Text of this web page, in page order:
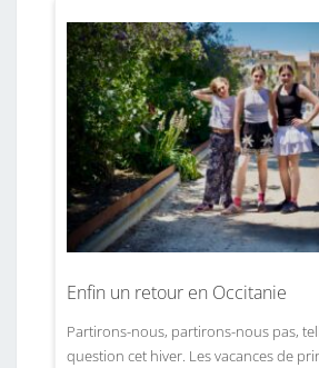
Enfin un retour en Occitanie
Partirons-nous, partirons-nous pas,
question cet hiver. Les vacances de